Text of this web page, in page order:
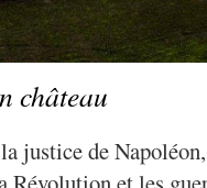
château
justice de